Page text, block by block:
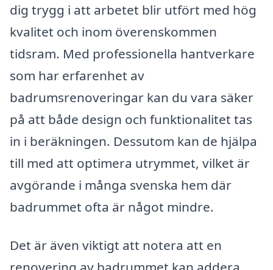
dig trygg i att arbetet blir utfört med hög
kvalitet och inom överenskommen
tidsram. Med professionella hantverkare
som har erfarenhet av
badrumsrenoveringar kan du vara säker
på att både design och funktionalitet tas
in i beräkningen. Dessutom kan de hjälpa
till med att optimera utrymmet, vilket är
avgörande i många svenska hem där
badrummet ofta är något mindre.
Det är även viktigt att notera att en